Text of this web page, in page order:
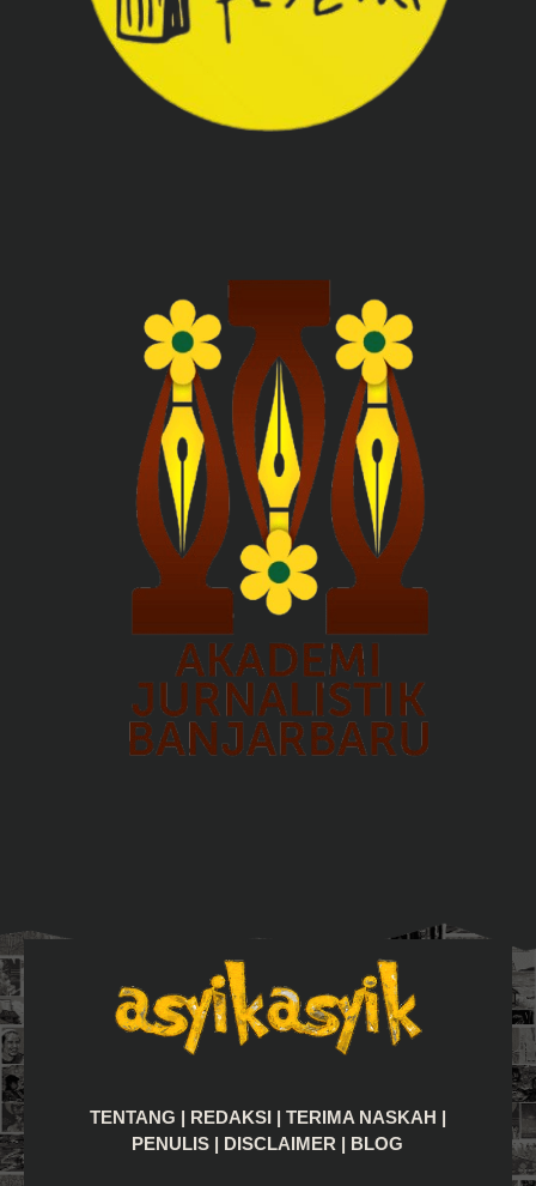
TENTANG REDAKSI TERIMA NASKAH
PENULIS
DISCLAIMER BLOG